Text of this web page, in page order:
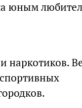
юным
наркотиков.